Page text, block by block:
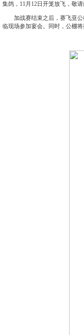
集鸽，11月12日开笼放飞，敬请
加战赛结束之后，赛飞亚公
临现场参加宴会。同时，公棚